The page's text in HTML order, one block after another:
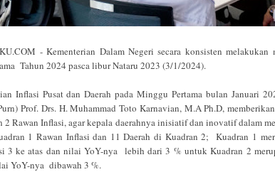
- Kementerian Dalam Negeri secara konsisten
Tahun 2024 pasca libur Nataru 2023 (3/1/2024).
Inflasi Pusat dan Daerah pada Minggu Pertama bulan Januari
Prof. Drs. H. Muhammad Toto Karnavian, M.A Ph.D,
2 Rawan Inflasi, agar kepala daerahnya inisiatif dan inovatif dalam
1 Rawan Inflasi dan 11 Daerah di Kuadran 2; Kuadran 1
3 ke atas dan nilai YoY-nya lebih dari 3 % untuk Kuadran 2
YoY-nya dibawah 3 %.